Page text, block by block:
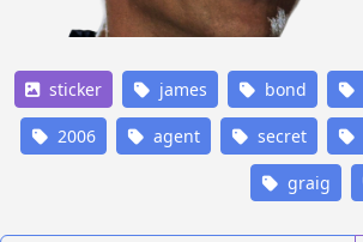
sticker james bond
2006 agent secret
graig